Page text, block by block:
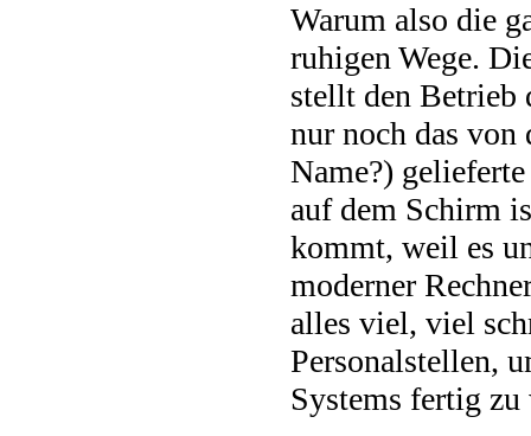
Warum also die
ruhigen Wege.
stellt den Betrieb
nur noch das
Name?)
auf dem Schirm
kommt, weil es
moderner
alles viel, viel
Personalstellen,
Systems fertig zu